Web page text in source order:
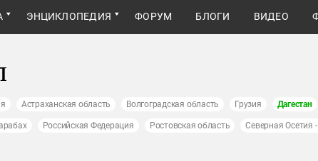
ЭНЦИКЛОПЕДИЯ ФОРУМ БЛОГИ ВИДЕО
Астраханская область Волгоградская область Грузия Дагестан
Российская Федерация Ростовская область Северная Осетия